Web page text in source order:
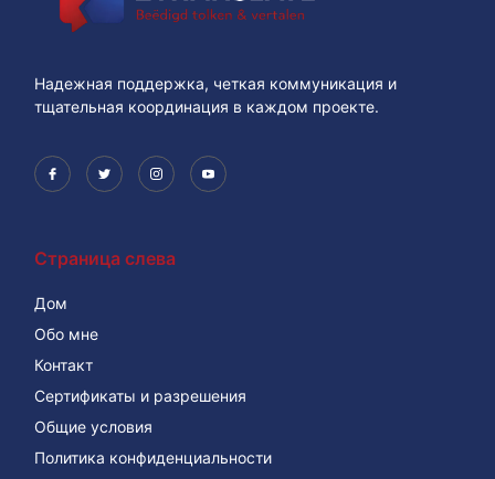
Надежная поддержка, четкая коммуникация и
тщательная координация в каждом проекте.
Страница слева
Дом
Обо мне
Контакт
Сертификаты и разрешения
Общие условия
Политика конфиденциальности